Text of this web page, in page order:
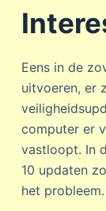
Eens in de
uitvoeren, er
computer er
vastloopt. In
10 updaten
het probleem.